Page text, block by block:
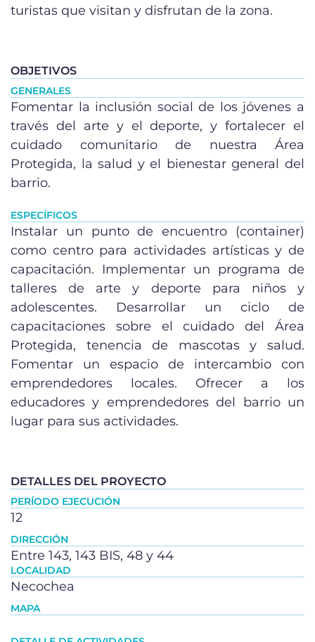
turistas que visitan y disfrutan de la zona.
OBJETIVOS
GENERALES
Fomentar la inclusión social de los jóvenes a
través del arte y el deporte, y fortalecer el
cuidado comunitario de nuestra Área
Protegida, la salud y el bienestar general del
barrio.
ESPECÍFICOS
Instalar un punto de encuentro (container)
como centro para actividades artísticas y de
capacitación. Implementar un programa de
talleres de arte y deporte para niños y
adolescentes. Desarrollar un ciclo de
capacitaciones sobre el cuidado del Área
Protegida, tenencia de mascotas y salud.
Fomentar un espacio de intercambio con
emprendedores locales. Ofrecer a los
educadores y emprendedores del barrio un
lugar para sus actividades.
DETALLES DEL PROYECTO
PERÍODO EJECUCIÓN
12
DIRECCIÓN
Entre 143, 143 BIS, 48 y 44
LOCALIDAD
Necochea
MAPA